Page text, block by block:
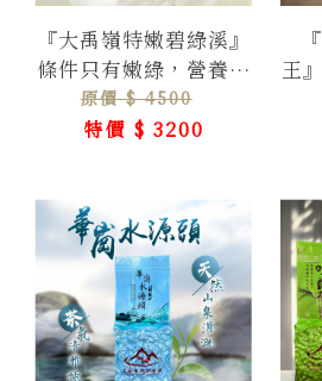
『大禹嶺特嫩碧綠溪』
條件只有嫩綠，營養價
值香氣濃郁
原價 $ 4500
特價 $ 3200
王
高